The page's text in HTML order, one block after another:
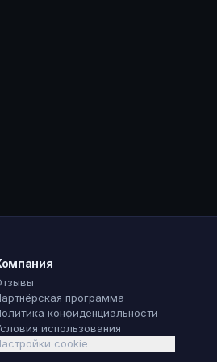
программа
конфиденциальности
использования
cookie